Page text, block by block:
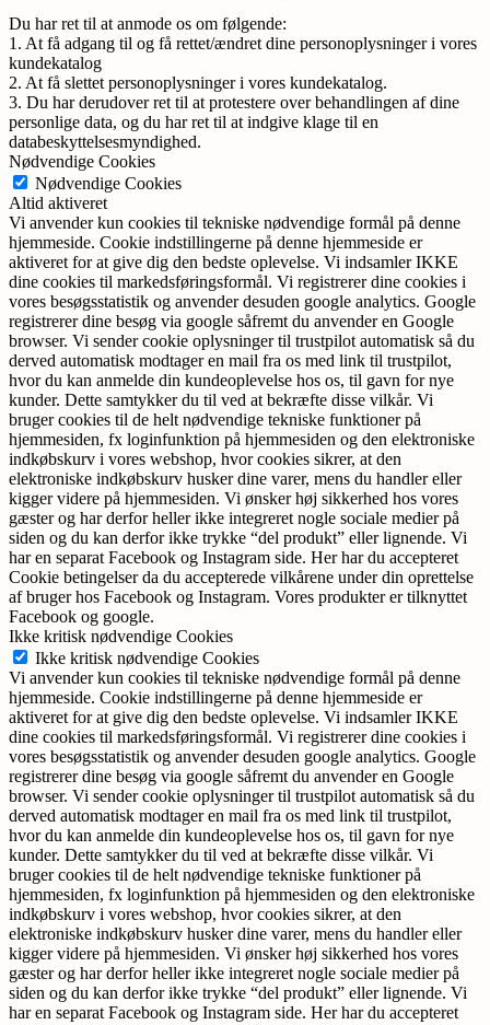
Du har ret til at anmode os om følgende:
1. At få adgang til og få rettet/ændret dine personoplysninger i vores
kundekatalog
2. At få slettet personoplysninger i vores kundekatalog.
3. Du har derudover ret til at protestere over behandlingen af dine
personlige data, og du har ret til at indgive klage til en
databeskyttelsesmyndighed.
Nødvendige Cookies
Nødvendige Cookies
Altid aktiveret
Vi anvender kun cookies til tekniske nødvendige formål på denne
hjemmeside. Cookie indstillingerne på denne hjemmeside er
aktiveret for at give dig den bedste oplevelse. Vi indsamler IKKE
dine cookies til markedsføringsformål. Vi registrerer dine cookies i
vores besøgsstatistik og anvender desuden google analytics. Google
registrerer dine besøg via google såfremt du anvender en Google
browser. Vi sender cookie oplysninger til trustpilot automatisk så du
derved automatisk modtager en mail fra os med link til trustpilot,
hvor du kan anmelde din kundeoplevelse hos os, til gavn for nye
kunder. Dette samtykker du til ved at bekræfte disse vilkår. Vi
bruger cookies til de helt nødvendige tekniske funktioner på
hjemmesiden, fx loginfunktion på hjemmesiden og den elektroniske
indkøbskurv i vores webshop, hvor cookies sikrer, at den
elektroniske indkøbskurv husker dine varer, mens du handler eller
kigger videre på hjemmesiden. Vi ønsker høj sikkerhed hos vores
gæster og har derfor heller ikke integreret nogle sociale medier på
siden og du kan derfor ikke trykke “del produkt” eller lignende. Vi
har en separat Facebook og Instagram side. Her har du accepteret
Cookie betingelser da du accepterede vilkårene under din oprettelse
af bruger hos Facebook og Instagram. Vores produkter er tilknyttet
Facebook og google.
Ikke kritisk nødvendige Cookies
Ikke kritisk nødvendige Cookies
Vi anvender kun cookies til tekniske nødvendige formål på denne
hjemmeside. Cookie indstillingerne på denne hjemmeside er
aktiveret for at give dig den bedste oplevelse. Vi indsamler IKKE
dine cookies til markedsføringsformål. Vi registrerer dine cookies i
vores besøgsstatistik og anvender desuden google analytics. Google
registrerer dine besøg via google såfremt du anvender en Google
browser. Vi sender cookie oplysninger til trustpilot automatisk så du
derved automatisk modtager en mail fra os med link til trustpilot,
hvor du kan anmelde din kundeoplevelse hos os, til gavn for nye
kunder. Dette samtykker du til ved at bekræfte disse vilkår. Vi
bruger cookies til de helt nødvendige tekniske funktioner på
hjemmesiden, fx loginfunktion på hjemmesiden og den elektroniske
indkøbskurv i vores webshop, hvor cookies sikrer, at den
elektroniske indkøbskurv husker dine varer, mens du handler eller
kigger videre på hjemmesiden. Vi ønsker høj sikkerhed hos vores
gæster og har derfor heller ikke integreret nogle sociale medier på
siden og du kan derfor ikke trykke “del produkt” eller lignende. Vi
har en separat Facebook og Instagram side. Her har du accepteret